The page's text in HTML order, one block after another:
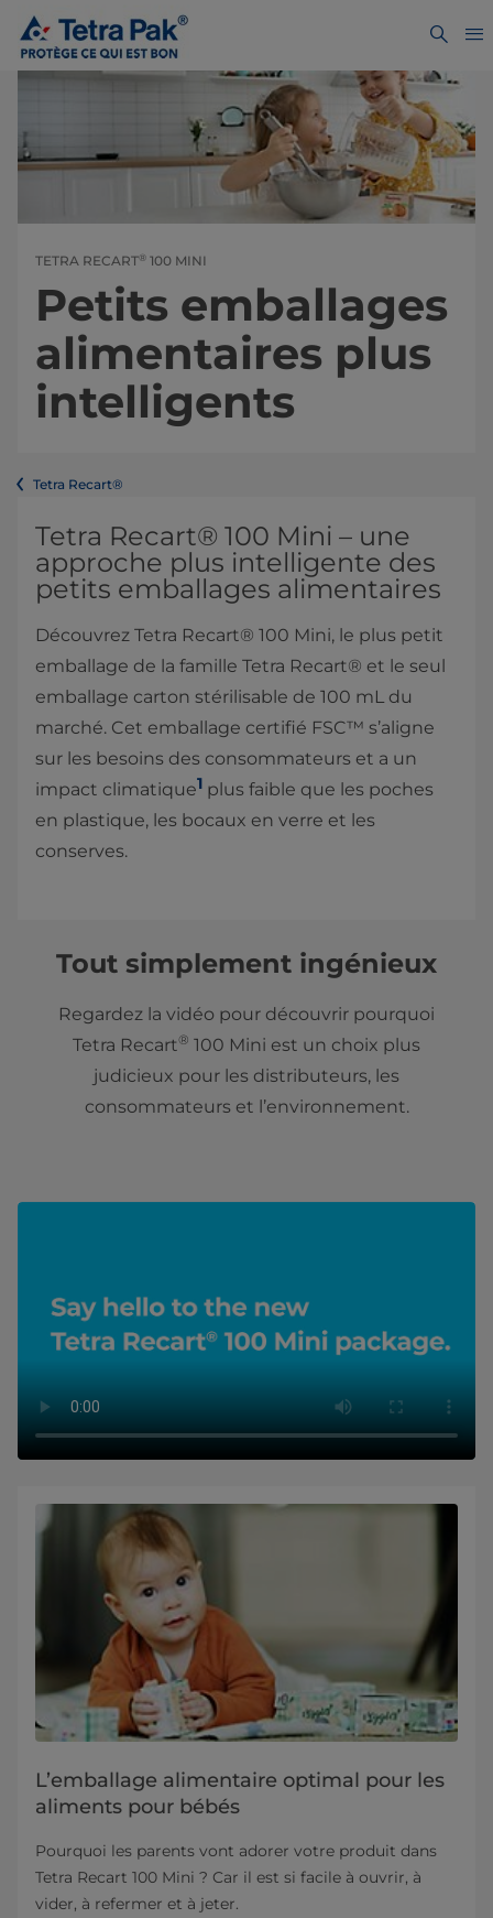
TETRA RECART® 100 MINI
Petits emballages
alimentaires plus
intelligents
Tetra Recart®
Tetra Recart® 100 Mini – une
approche plus intelligente des
petits emballages alimentaires
Découvrez Tetra Recart® 100 Mini, le plus petit
emballage de la famille Tetra Recart® et le seul
emballage carton stérilisable de 100 mL du
marché. Cet emballage certifié FSC™ s’aligne
sur les besoins des consommateurs et a un
impact climatique1 plus faible que les poches
en plastique, les bocaux en verre et les
conserves.
Tout simplement ingénieux
Regardez la vidéo pour découvrir pourquoi
Tetra Recart® 100 Mini est un choix plus
judicieux pour les distributeurs, les
consommateurs et l’environnement.
L’emballage alimentaire optimal pour les
aliments pour bébés
Pourquoi les parents vont adorer votre produit dans
Tetra Recart 100 Mini ? Car il est si facile à ouvrir, à
vider, à refermer et à jeter.